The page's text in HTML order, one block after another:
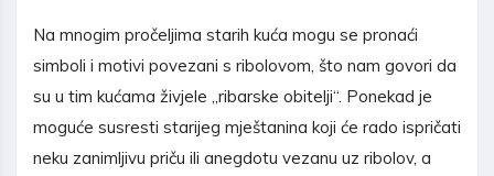
Na mnogim pročeljima starih kuća mogu se pronaći
simboli i motivi povezani s ribolovom, što nam govori da
su u tim kućama živjele „ribarske obitelji“. Ponekad je
moguće susresti starijeg mještanina koji će rado ispričati
neku zanimljivu priču ili anegdotu vezanu uz ribolov, a